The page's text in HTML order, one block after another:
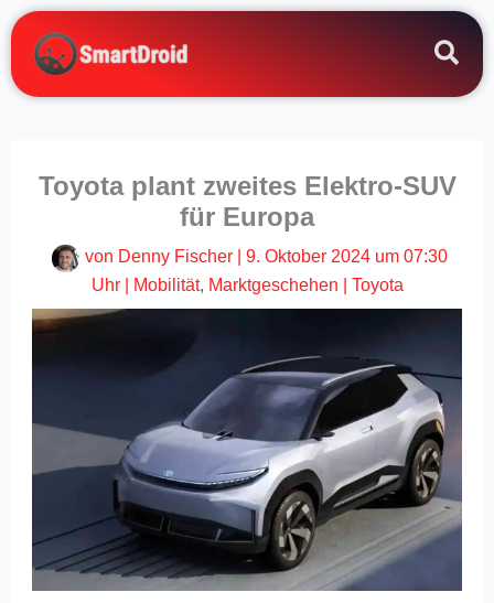
Zum
Inhalt
springen
Toyota plant zweites Elektro-SUV
für Europa
von Denny Fischer
9. Oktober 2024 um 07:30
Uhr| Mobilität, Marktgeschehen Toyota